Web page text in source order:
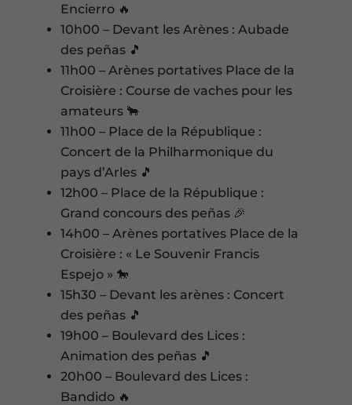
Encierro 🔥
10h00 – Devant les Arènes : Aubade
des peñas 🎵
11h00 – Arènes portatives Place de la
Croisière : Course de vaches pour les
amateurs 🐂
11h00 – Place de la République :
Concert de la Philharmonique du
pays d’Arles 🎵
12h00 – Place de la République :
Grand concours des peñas 🎉
14h00 – Arènes portatives Place de la
Croisière : « Le Souvenir Francis
Espejo » 🐎
15h30 – Devant les arènes : Concert
des peñas 🎵
19h00 – Boulevard des Lices :
Animation des peñas 🎵
20h00 – Boulevard des Lices :
Bandido 🔥